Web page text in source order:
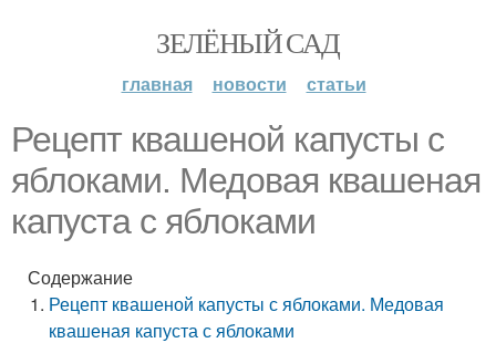
ЗЕЛЁНЫЙ САД
главная новости статьи
Рецепт квашеной капусты с
яблоками. Медовая квашеная
капуста с яблоками
Содержание
Рецепт квашеной капусты с яблоками. Медовая
квашеная капуста с яблоками